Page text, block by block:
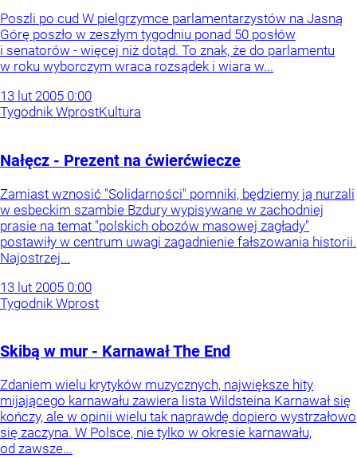
Poszli po cud W pielgrzymce parlamentarzystów na Jasną
Górę poszło w zeszłym tygodniu ponad 50 posłów
i senatorów - więcej niż dotąd. To znak, że do parlamentu
w roku wyborczym wraca rozsądek i wiara w...
13 lut 2005 0:00
Tygodnik WprostKultura
Nałęcz - Prezent na ćwierćwiecze
Zamiast wznosić "Solidarności" pomniki, będziemy ją nurzali
w esbeckim szambie Bzdury wypisywane w zachodniej
prasie na temat "polskich obozów masowej zagłady"
postawiły w centrum uwagi zagadnienie fałszowania historii.
Najostrzej...
13 lut 2005 0:00
Tygodnik Wprost
Skibą w mur - Karnawał The End
Zdaniem wielu krytyków muzycznych, największe hity
mijającego karnawału zawiera lista Wildsteina Karnawał się
kończy, ale w opinii wielu tak naprawdę dopiero wystrzałowo
się zaczyna. W Polsce, nie tylko w okresie karnawału,
od zawsze...